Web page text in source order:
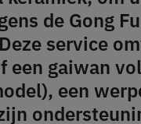
de Gong
service
een gaiwan
een